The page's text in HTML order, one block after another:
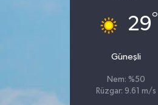
29°
Güneşli
Nem: %50
Rüzgar: 9.61 m/s